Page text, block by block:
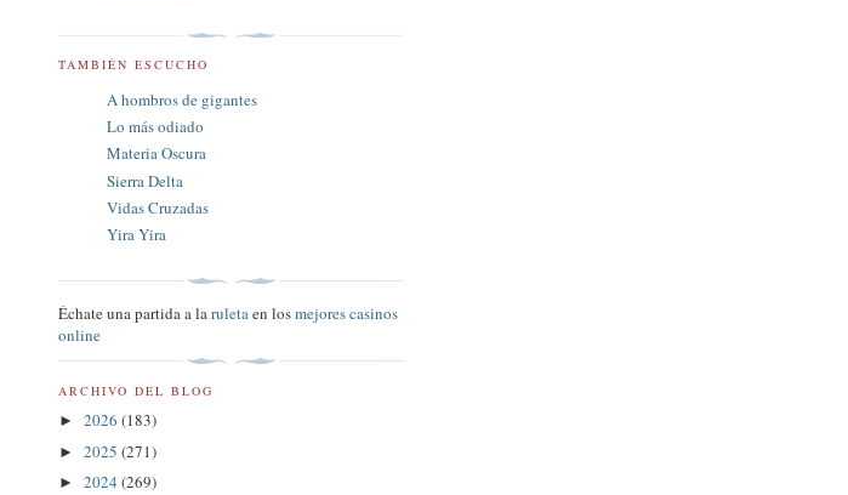
TAMBIÉN ESCUCHO
A hombros de gigantes
Lo más odiado
Materia Oscura
Sierra Delta
Vidas Cruzadas
Yira Yira
Échate una partida a laruletaen losmejores casinos
online
ARCHIVO DEL BLOG
► 2026 (183)
► 2025 (271)
► 2024 (269)